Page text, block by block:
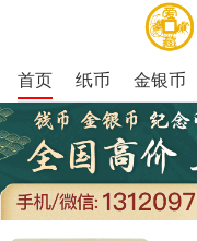
首页 纸币 金银币